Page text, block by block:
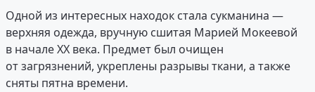
Одной из интересных находок стала сукманина —
верхняя одежда, вручную сшитая Марией Мокеевой
в начале XX века. Предмет был очищен
от загрязнений, укреплены разрывы ткани, а также
сняты пятна времени.